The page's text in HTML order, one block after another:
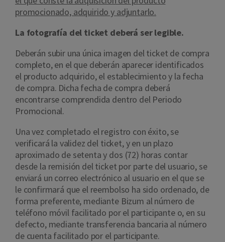
promocionado, adquirido y adjuntarlo.
La fotografía del ticket deberá ser legible.
Deberán subir una única imagen del ticket de compra
completo, en el que deberán aparecer identificados
el producto adquirido, el establecimiento y la fecha
de compra. Dicha fecha de compra deberá
encontrarse comprendida dentro del Periodo
Promocional.
Una vez completado el registro con éxito, se
verificará la validez del ticket, y en un plazo
aproximado de setenta y dos (72) horas contar
desde la remisión del ticket por parte del usuario, se
enviará un correo electrónico al usuario en el que se
le confirmará que el reembolso ha sido ordenado, de
forma preferente, mediante Bizum al número de
teléfono móvil facilitado por el participante o, en su
defecto, mediante transferencia bancaria al número
de cuenta facilitado por el participante.